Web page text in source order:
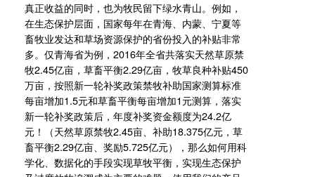
真正收益的同时，也为牧民留下绿水青山。例如，
在生态保护层面，国家每年在青海、内蒙、宁夏等
畜牧业发达和草场资源保护的省份投入的补贴非常
多。仅青海省为例，2016年全省共落实天然草原禁
牧2.45亿亩，草畜平衡2.29亿亩，牧草良种补贴450
万亩，按照新一轮补奖政策禁牧补助国家测算标准
每亩增加1.5元和草畜平衡每亩增加1元测算，落实
新一轮补奖政策后，年度补奖资金额度为24.2亿
元！（天然草原禁牧2.45亩、补助18.375亿元，草
畜平衡2.29亿亩、奖励5.725亿元），那么如何用科
学化、数据化的手段实现草牧平衡，实现生态保护